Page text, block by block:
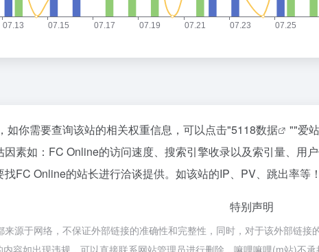
如你需要查询该站的相关权重信息，可以点击"5118数据 ""爱
素如：FC Online的访问速度、搜索引擎收录以及索引量、用
FC Online的站长进行洽谈提供。如该站的IP、PV、跳出率等！
特别声明
源于网络，不保证外部链接的准确性和完整性，同时，对于该外部链
容如出现违规，可以直接联系网站管理员进行删除，嘛哩嘛哩(m站)不承